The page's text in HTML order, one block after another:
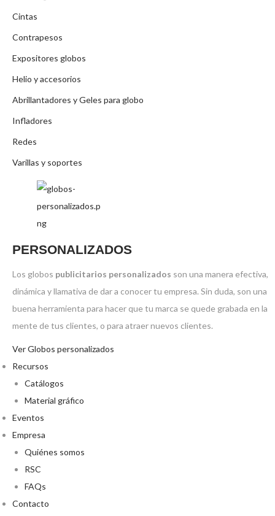
Cintas
Contrapesos
Expositores globos
Helio y accesorios
Abrillantadores y Geles para globo
Infladores
Redes
Varillas y soportes
PERSONALIZADOS
Los globos publicitarios personalizados son una manera efectiva,
dinámica y llamativa de dar a conocer tu empresa. Sin duda, son una
buena herramienta para hacer que tu marca se quede grabada en la
mente de tus clientes, o para atraer nuevos clientes.
Ver Globos personalizados
Recursos
Catálogos
Material gráfico
Eventos
Empresa
Quiénes somos
RSC
FAQs
Contacto